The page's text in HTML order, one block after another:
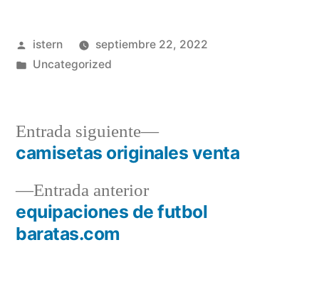
Publicado
por
istern
septiembre 22, 2022
Publicado
Uncategorized
Navegación
de
entradas
Entrada anteriorEntrada
anterior:
equipaciones de futbol
baratas.com
Entrada siguiente
Entrada
siguiente:
camisetas originales venta